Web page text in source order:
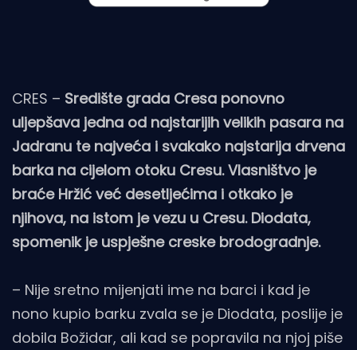
CRES – Središte grada Cresa ponovno
uljepšava jedna od najstarijih velikih pasara na
Jadranu te najveća i svakako najstarija drvena
barka na cijelom otoku Cresu. Vlasništvo je
braće Hržić već desetljećima i otkako je
njihova, na istom je vezu u Cresu. Diodata,
spomenik je uspješne creske brodogradnje.
– Nije sretno mijenjati ime na barci i kad je
nono kupio barku zvala se je Diodata, poslije je
dobila Božidar, ali kad se popravila na njoj piše